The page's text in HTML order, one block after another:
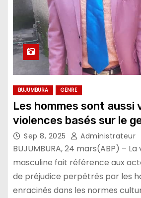
BUJUMBURA GENRE
Les hommes sont aussi
violences basés sur le
Sep 8, 2025 Administrateur
BUJUMBURA, 24 mars(ABP) –
masculine fait référence aux
de préjudice perpétrés par les
enracinés dans les normes